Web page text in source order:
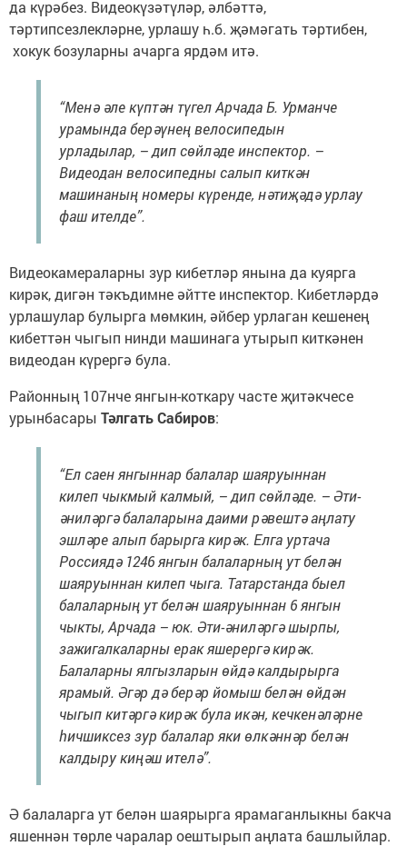
да күрәбез. Видеокүзәтүләр, әлбәттә,
тәртипсезлекләрне, урлашу һ.б. җәмәгать тәртибен,
хокук бозуларны ачарга ярдәм итә.
“Менә әле күптән түгел Арчада Б. Урманче
урамында берәүнең велосипедын
урладылар, – дип сөйләде инспектор. –
Видеодан велосипедны салып киткән
машинаның номеры күренде, нәтиҗәдә урлау
фаш ителде”.
Видеокамераларны зур кибетләр янына да куярга
кирәк, дигән тәкъдимне әйтте инспектор. Кибетләрдә
урлашулар булырга мөмкин, әйбер урлаган кешенең
кибеттән чыгып нинди машинага утырып киткәнен
видеодан күрергә була.
Районның 107нче янгын-коткару часте җитәкчесе
урынбасары Тәлгать Сабиров:
“Ел саен янгыннар балалар шаяруыннан
килеп чыкмый калмый, – дип сөйләде. – Әти-
әниләргә балаларына даими рәвештә аңлату
эшләре алып барырга кирәк. Елга уртача
Россиядә 1246 янгын балаларның ут белән
шаяруыннан килеп чыга. Татарстанда быел
балаларның ут белән шаяруыннан 6 янгын
чыкты, Арчада – юк. Әти-әниләргә шырпы,
зажигалкаларны ерак яшерергә кирәк.
Балаларны ялгызларын өйдә калдырырга
ярамый. Әгәр дә берәр йомыш белән өйдән
чыгып китәргә кирәк була икән, кечкенәләрне
һичшиксез зур балалар яки өлкәннәр белән
калдыру киңәш ителә”.
Ә балаларга ут белән шаярырга ярамаганлыкны бакча
яшеннән төрле чаралар оештырып аңлата башлыйлар.